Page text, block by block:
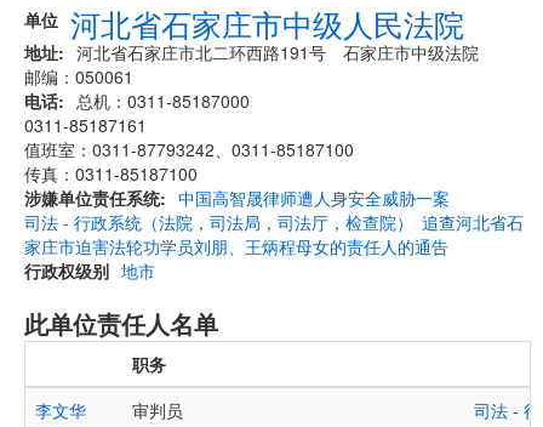
单位 河北省石家庄市中级人民法院
地址
河北省石家庄市北二环西路191号 石家庄市中级法院
邮编：050061
电话
总机：0311-85187000
0311-85187161
值班室：0311-87793242、0311-85187100
传真：0311-85187100
涉嫌单位责任系统
司法 - 行政系统（法院，司法局，司法厅，检查院）
中国高智晟律师遭人身安全威胁一案
追查河北省石
家庄市迫害法轮功学员刘朋、王炳程母女的责任人的通告
行政权级别 地市
此单位责任人名单
职务
李文华
审判员
司法 -